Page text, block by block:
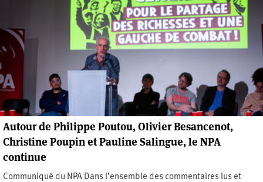
Autour de Philippe Poutou, Olivier Besancenot,
Christine Poupin et Pauline Salingue, le NPA
continue
Communiqué du NPA Dans l’ensemble des commentaires lus et